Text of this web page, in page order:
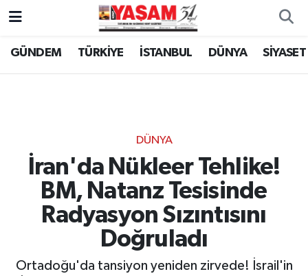
GÜNDEM TÜRKİYE İSTANBUL DÜNYA SİYASET
DÜNYA
İran'da Nükleer Tehlike!
BM, Natanz Tesisinde
Radyasyon Sızıntısını
Doğruladı
Ortadoğu'da tansiyon yeniden zirvede! İsrail'in